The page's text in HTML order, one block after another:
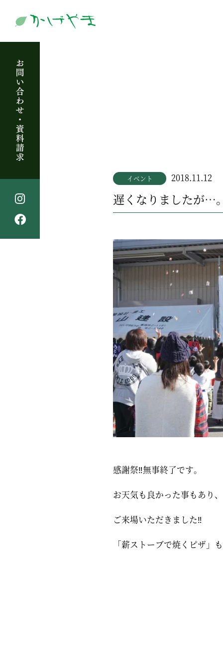
イベント 2018.11.12
遅くなりましたが…
感謝祭‼無事終了です。
お天気も良かった事もあり
ご来場いただきました‼
「薪ストーブで焼くピザ」